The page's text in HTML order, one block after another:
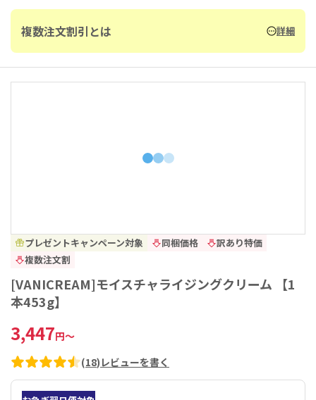
複数注文割引とは 詳細
プレゼントキャンペーン対象 同梱価格
訳あり特価
複数注文割
[VANICREAM]モイスチャライジングクリーム 【1
本453g】
3,447円～
(18) レビューを書く